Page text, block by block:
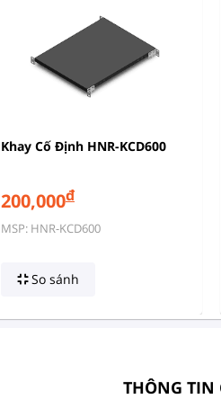
Khay Cố Định HNR-KCD600
200,000đ
MSP: HNR-KCD600
So sánh
THÔNG TIN